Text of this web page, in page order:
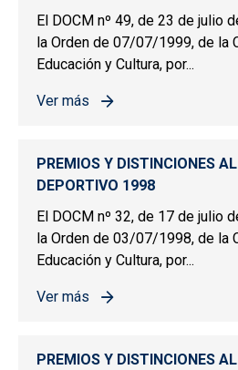
El DOCM nº 49, de 23 de julio
la Orden de 07/07/1999, de la
Educación y Cultura, por...
Ver más
sobre PREMIOS Y
PREMIOS Y DISTINCIONES
DEPORTIVO 1998
El DOCM nº 32, de 17 de julio
la Orden de 03/07/1998, de la
Educación y Cultura, por...
Ver más
sobre PREMIOS Y
PREMIOS Y DISTINCIONES